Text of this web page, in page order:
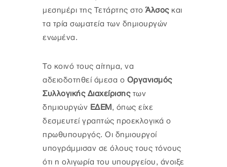
μεσημέρι της Τετάρτης στοΆλσοςκαι
τα τρία σωματεία των δημιουργών
ενωμένα.
Το κοινό τους αίτημα, να
αδειοδοτηθεί άμεσα ο Οργανισμός
Συλλογικής Διαχείρισηςτων
δημιουργών ΕΔΕΜ , όπως είχε
δεσμευτεί γραπτώς προεκλογικά ο
πρωθυπουργός. Οι δημιουργοί
υπογράμμισαν σε όλους τους τόνους
ότι η ολιγωρία του υπουργείου, άνοιξε